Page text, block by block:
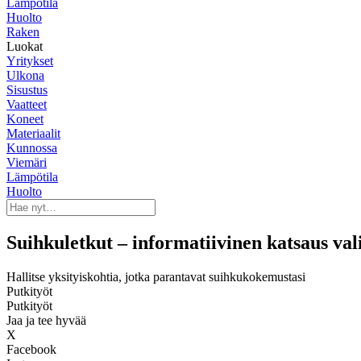
Lämpötila
Huolto
Raken
Luokat
Yritykset
Ulkona
Sisustus
Vaatteet
Koneet
Materiaalit
Kunnossa
Viemäri
Lämpötila
Huolto
Suihkuletkut – informatiivinen katsaus
Hallitse yksityiskohtia, jotka parantavat suihkukokemustasi
Putkityöt
Putkityöt
Jaa ja tee hyvää
X
Facebook